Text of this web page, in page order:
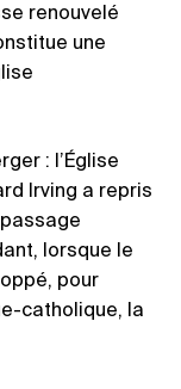
renouvelé
une
: l’Église
Irving a repris
lorsque le
pour
catholique, la